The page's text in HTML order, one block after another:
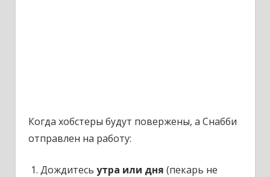
Когда хобстеры будут повержены, а Снабби
отправлен на работу:
Дождитесь утра или дня (пекарь не